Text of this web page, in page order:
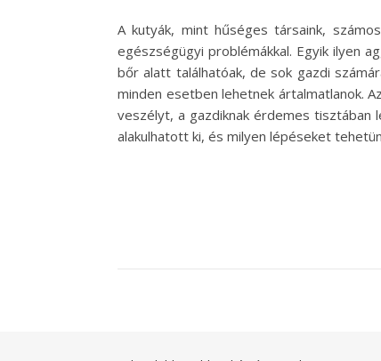
A kutyák, mint hűséges társaink,
egészségügyi problémákkal. Egyik ilyen
bőr alatt találhatóak, de sok gazdi
minden esetben lehetnek ártalmatlanok.
veszélyt, a gazdiknak érdemes tisztában
alakulhatott ki, és milyen lépéseket